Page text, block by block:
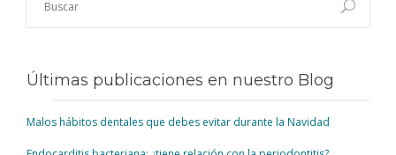
Últimas publicaciones en nuestro Blog
Malos hábitos dentales que debes evitar durante la Navidad